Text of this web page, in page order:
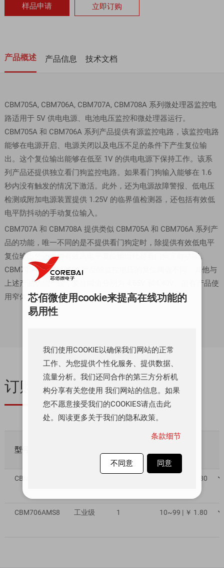
样品申请 立即订购
产品概述 产品信息 技术文档
CBM705A, CBM706A, CBM707A, CBM708A 系列微处理器监控电
路适用于 5V 供电电源、电池电压监控和微处理器运行。
CBM705A 和 CBM706A 系列产品提供有源监控电路，该监控电路
能够在电源开启、电源关闭以及电压不足的条件下产生复位输
出。这个复位输出能够在低至 1V 的供电电源下保持工作。该系
列产品还提供独立看门狗监控电路。如果看门狗输入能够在 1.6
秒内没有触发的情况下激活。此外，还为电源故障警报、低电压
检测或附加电源装置提供 1.25V 的临界值检测器，还包括有效低
电平防抖动的手动复位输入。
CBM707A 和 CBM708A 提供类似 CBM705A 和 CBM706A 系列产
品的功能，唯一不同的是不提供看门狗定时，除提供有效低电平
复位输出外还提供有效高电平复位输出代替看门狗定时功能。
CBM705A和 CBM706A 产品除监控电压的复位阈值不同，其他与
上述产品功能一致，复位阈值分别为 4.65V 和4.40V。所有产品使
用窄体 8 脚 SOIC 封装。
订购与质量
型号
CBM706AS8 10~99 | ￥ 1.80 
CBM706AMS8 工业级 1 10~99 | ￥ 1.80 
芯佰微使用cookie来提高在线功能的
易用性
我们使用COOKIE以确保我们网站的正常
工作、为您提供个性化服务、提供数据、
流量分析。我们还同合作的第三方分析机
构分享有关您使用 我们网站的信息。如果
您不愿意接受我们的COOKIES请点击此
处。阅读更多关于我们的隐私政策。
条款细节
不同意 同意